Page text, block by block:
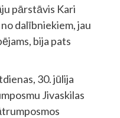
pārstāvis Kari
dalībniekiem, jau
bija pats
30. jūlija
Jivaskilas